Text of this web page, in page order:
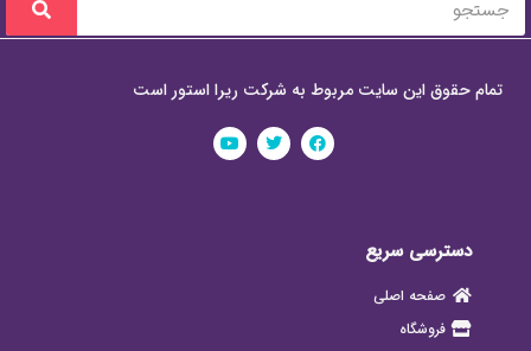
تمام حقوق این سایت مربوط به شرکت ریرا استور است
دسترسی سریع
صفحه اصلی
فروشگاه